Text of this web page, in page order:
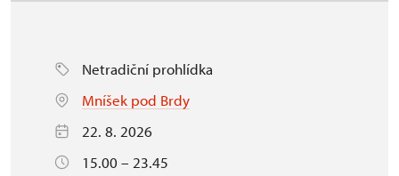
Netradiční prohlídka
Mníšek pod Brdy
22. 8. 2026
15.00 – 23.45